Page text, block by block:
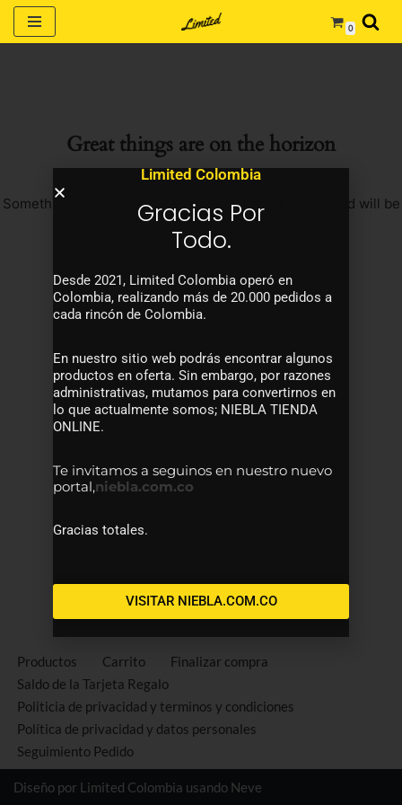
Saltar
0
Great things are on the horizon
Something big is brewing! Our store is in the works and will be
launching soon!
Productos Carrito
Finalizar compra
Saldo de la Tarjeta Regalo
Politicia de privacidad y terminos y condiciones
Política de privacidad y datos personales
Seguimiento Pedido
Diseño por Limited Colombia usando Neve
Limited Colombia
Gracias Por
Todo.
Desde 2021, Limited Colombia operó en
Colombia, realizando más de 20.000 pedidos a
cada rincón de Colombia.
En nuestro sitio web podrás encontrar algunos
productos en oferta. Sin embargo, por razones
administrativas, mutamos para convertirnos en
lo que actualmente somos; NIEBLA TIENDA
ONLINE.
Te invitamos a seguinos en nuestro nuevo
portal,niebla.com.co
Gracias totales.
VISITAR NIEBLA.COM.CO